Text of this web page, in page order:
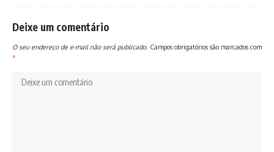
Deixe um comentário
O seu endereço de e-mail não será publicado. Campos obrigatórios são marcados com
*